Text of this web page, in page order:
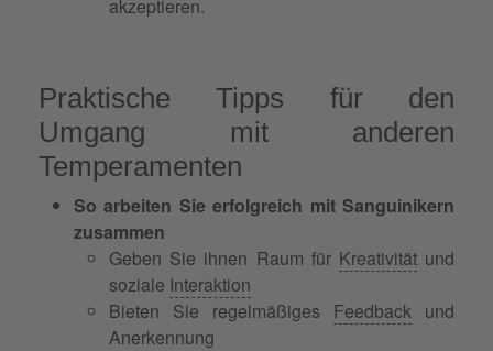
akzeptieren.
Praktische Tipps für den
Umgang mit anderen
Temperamenten
So arbeiten Sie erfolgreich mit Sanguinikern
zusammen
Geben Sie ihnen Raum für Kreativitätund
soziale Interaktion
Bieten Sie regelmäßiges Feedback und
Anerkennung